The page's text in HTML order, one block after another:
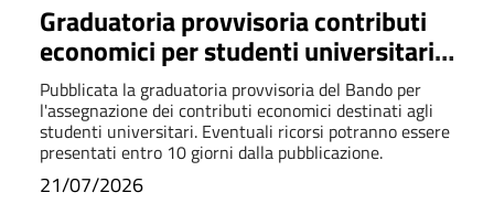
Graduatoria provvisoria contributi
economici per studenti universitari
a.a. 2024-2025
Pubblicata la graduatoria provvisoria del Bando per
l'assegnazione dei contributi economici destinati agli
studenti universitari. Eventuali ricorsi potranno essere
presentati entro 10 giorni dalla pubblicazione.
21/07/2026